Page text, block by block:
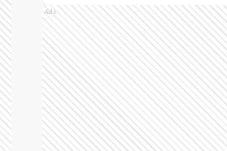
Ads